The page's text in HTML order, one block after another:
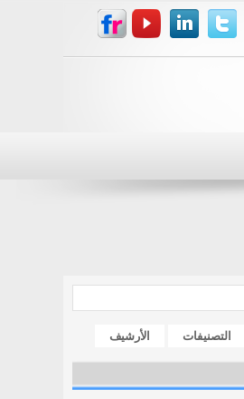
التصنيفات الأرشيف